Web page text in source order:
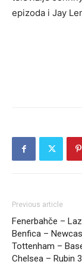
epizoda i Jay
Previous article
Fenerbahče –
Benfica –
Tottenham –
Chelsea – Rubin